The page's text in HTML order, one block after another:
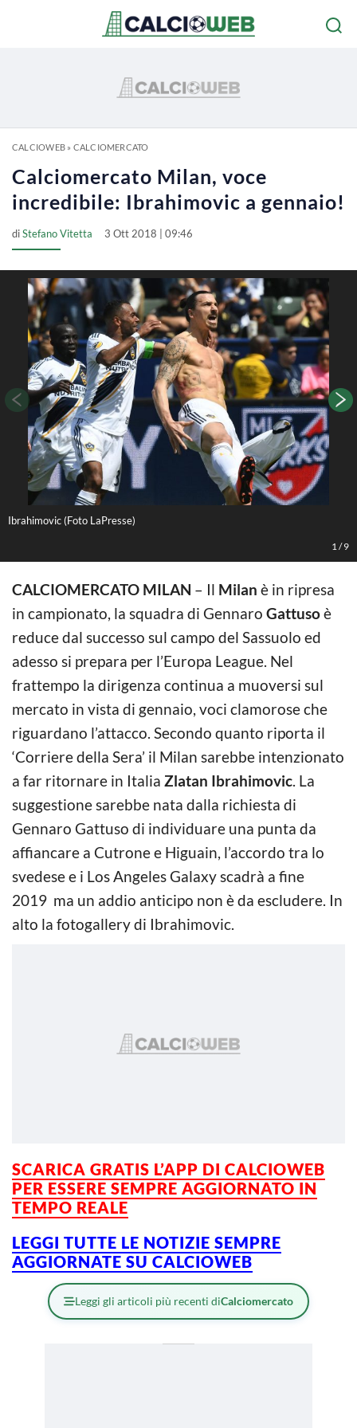
CALCIOWEB» CALCIOMERCATO
Calciomercato Milan, voce
incredibile: Ibrahimovic a gennaio!
diStefano Vitetta 3 Ott 2018 | 09:46
Ibrahimovic (Foto LaPresse)
1 /9
CALCIOMERCATO MILAN – Il Milan è in ripresa
in campionato, la squadra di Gennaro Gattusoè
reduce dal successo sul campo del Sassuolo ed
adesso si prepara per l’Europa League. Nel
frattempo la dirigenza continua a muoversi sul
mercato in vista di gennaio, voci clamorose che
riguardano l’attacco. Secondo quanto riporta il
‘Corriere della Sera’ il Milan sarebbe intenzionato
a far ritornare in Italia Zlatan Ibrahimovic. La
suggestione sarebbe nata dalla richiesta di
Gennaro Gattuso di individuare una punta da
affiancare a Cutrone e Higuain, l’accordo tra lo
svedese e i Los Angeles Galaxy scadrà a fine
2019 ma un addio anticipo non è da escludere. In
alto la fotogallery di Ibrahimovic.
SCARICA GRATIS L’APP DI CALCIOWEB
PER ESSERE SEMPRE AGGIORNATO IN
TEMPO REALE
LEGGI TUTTE LE NOTIZIE SEMPRE
AGGIORNATE SU CALCIOWEB
Leggi gli articoli più recenti diCalciomercato